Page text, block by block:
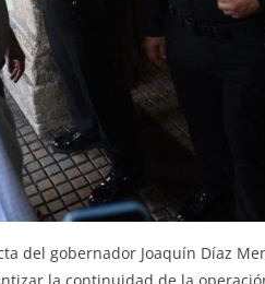
del gobernador Joaquín Díaz